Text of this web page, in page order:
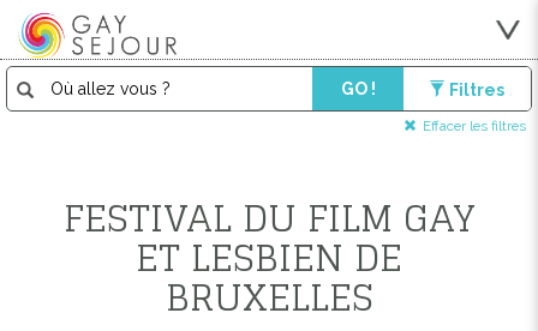
GO ! Filtres
Effacer les filtres
FESTIVAL DU FILM GAY
ET LESBIEN DE
BRUXELLES